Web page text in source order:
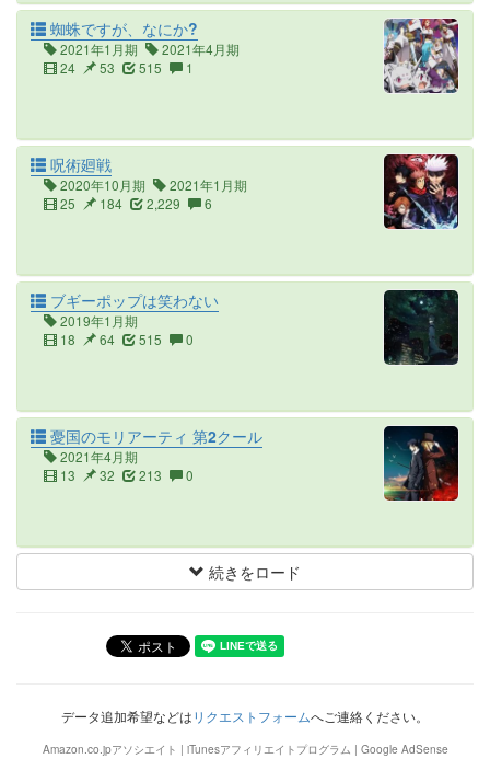
蜘蛛ですが、なにか?
2021年1月期
2021年4月期
24
53 515 1
呪術廻戦
2020年10月期
2021年1月期
25
184 2,229 6
ブギーポップは笑わない
2019年1月期
18
64 515 0
憂国のモリアーティ 第2クール
2021年4月期
13
32 213 0
続きをロード
データ追加希望などはリクエストフォームへご連絡ください。
Amazon.co.jpアソシエイト | iTunesアフィリエイトプログラム | Google AdSense